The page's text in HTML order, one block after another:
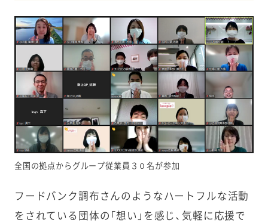
全国の拠点からグループ従業員３０名が参加
フードバンク調布さんのようなハートフルな活動
をされている団体の「想い」を感じ、気軽に応援で